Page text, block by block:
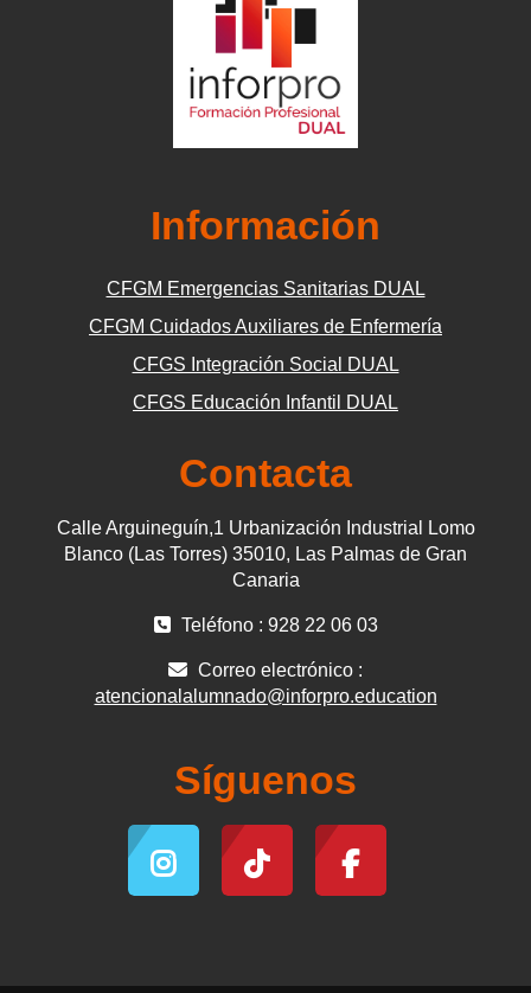
Información
CFGM Emergencias Sanitarias DUAL
CFGM Cuidados Auxiliares de Enfermería
CFGS Integración Social DUAL
CFGS Educación Infantil DUAL
Contacta
Calle Arguineguín,1 Urbanización Industrial Lomo
Blanco (Las Torres) 35010, Las Palmas de Gran
Canaria
Teléfono : 928 22 06 03
Correo electrónico :
atencionalalumnado@inforpro.education
Síguenos